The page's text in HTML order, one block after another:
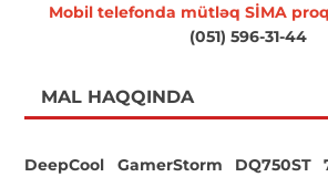
Mobil telefonda mütləq SİMA
(051) 596-31-44
MAL HAQQINDA
DeepCool GamerStorm DQ750ST